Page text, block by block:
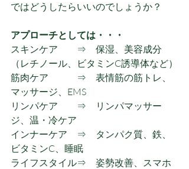
ではどうしたらいいのでしょうか？
アプローチとしては・・・
スキンケア　　⇒　保湿、美容成分
（レチノール、ビタミンC誘導体など）
筋肉ケア　　　⇒　表情筋の筋トレ、
マッサージ、EMS
リンパケア　　⇒　リンパマッサー
ジ、温・冷ケア
インナーケア　⇒　タンパク質、鉄、
ビタミンC、睡眠
ライフスタイル⇒　姿勢改善、スマホ